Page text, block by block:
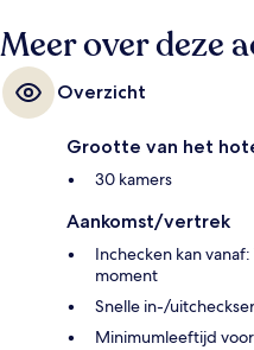
Meer over deze
Overzicht
Grootte van het
30 kamers
Aankomst/vertrek
Inchecken kan
moment
Snelle in-/
Minimumleeftijd